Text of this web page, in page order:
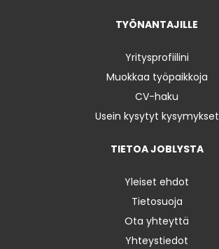
TYÖNANTAJILLE
Yritysprofiilini
Muokkaa työpaikkoja
CV-haku
Usein kysytyt kysymykset
TIETOA JOBLYSTA
Yleiset ehdot
Tietosuoja
Ota yhteyttä
Yhteystiedot